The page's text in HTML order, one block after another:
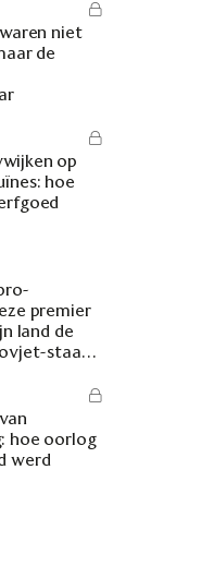
niet
de
op
hoe
premier
land de
staat
hoe oorlog
werd